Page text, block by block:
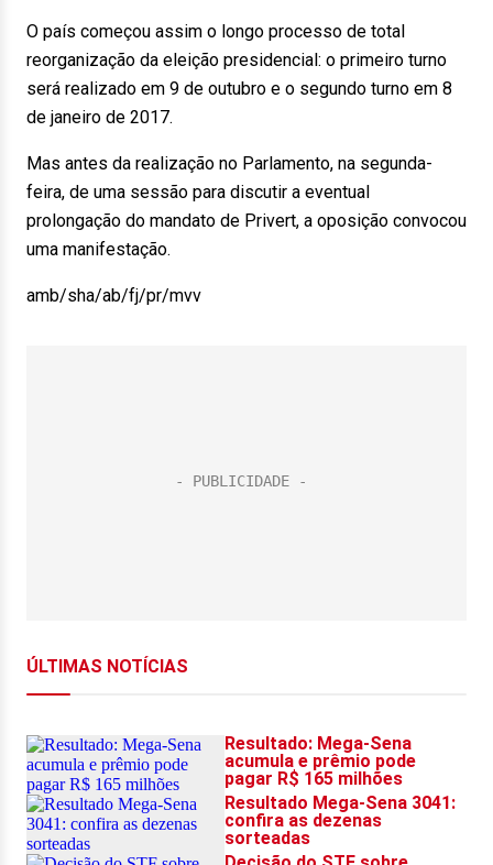
O país começou assim o longo processo de total
reorganização da eleição presidencial: o primeiro turno
será realizado em 9 de outubro e o segundo turno em 8
de janeiro de 2017.
Mas antes da realização no Parlamento, na segunda-
feira, de uma sessão para discutir a eventual
prolongação do mandato de Privert, a oposição convocou
uma manifestação.
amb/sha/ab/fj/pr/mvv